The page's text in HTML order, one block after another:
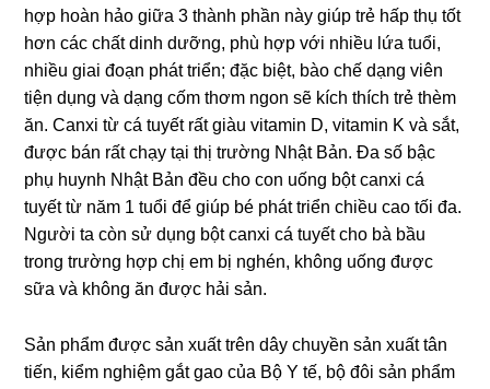
hợp hoàn hảo giữa 3 thành phần này giúp trẻ hấp thụ tốt
hơn các chất dinh dưỡng, phù hợp với nhiều lứa tuổi,
nhiều giai đoạn phát triển; đặc biệt, bào chế dạng viên
tiện dụng và dạng cốm thơm ngon sẽ kích thích trẻ thèm
ăn. Canxi từ cá tuyết rất giàu vitamin D, vitamin K và sắt,
được bán rất chạy tại thị trường Nhật Bản. Đa số bậc
phụ huynh Nhật Bản đều cho con uống bột canxi cá
tuyết từ năm 1 tuổi để giúp bé phát triển chiều cao tối đa.
Người ta còn sử dụng bột canxi cá tuyết cho bà bầu
trong trường hợp chị em bị nghén, không uống được
sữa và không ăn được hải sản.
Sản phẩm được sản xuất trên dây chuyền sản xuất tân
tiến, kiểm nghiệm gắt gao của Bộ Y tế, bộ đôi sản phẩm